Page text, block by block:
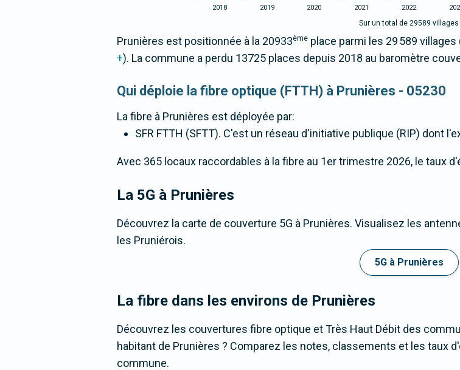
2018 2019 2020 2021 2022
Sur un total de 29589 villages
Prunières est positionnée à la 20933ème place parmi les 29 589
+). La commune a perdu 13725 places depuis 2018 au baromètre
Qui déploie la fibre optique (FTTH) à Prunières - 05230
La fibre à Prunières est déployée par:
SFR FTTH (SFTT). C'est un réseau d'initiative publique (RIP) dont
Avec 365 locaux raccordables à la fibre au 1er trimestre 2026, le taux
La 5G à Prunières
Découvrez la carte de couverture 5G à Prunières. Visualisez les
les Pruniérois.
5G à Prunières
La fibre dans les environs de Prunières
Découvrez les couvertures fibre optique et Très Haut Débit des
habitant de Prunières ? Comparez les notes, classements et les taux
commune.